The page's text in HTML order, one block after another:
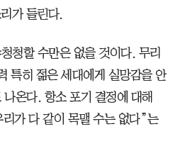
가 들린다.
청할 수만은 없을 것이다. 무리
특히 젊은 세대에게 실망감을 안
온다. 항소 포기 결정에 대해
가 다 같이 목맬 수는 없다”는